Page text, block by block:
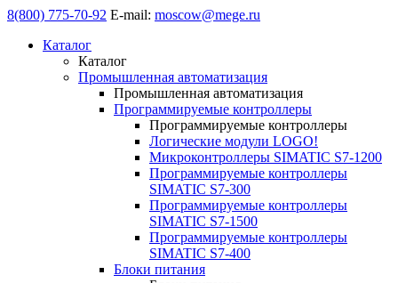
8(800) 775-70-92 E-mail: moscow@mege.ru
Каталог
Каталог
Промышленная автоматизация
Промышленная автоматизация
Программируемые контроллеры
Программируемые контроллеры
Логические модули LOGO!
Микроконтроллеры SIMATIC S7-1200
Программируемые контроллеры
SIMATIC S7-300
Программируемые контроллеры
SIMATIC S7-1500
Программируемые контроллеры
SIMATIC S7-400
Блоки питания